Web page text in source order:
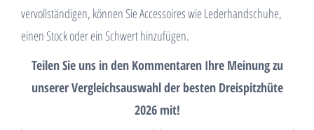
vervollständigen, können Sie Accessoires wie Lederhandschuhe,
einen Stock oder ein Schwert hinzufügen.
Teilen Sie uns in den Kommentaren Ihre Meinung zu
unserer Vergleichsauswahl der besten Dreispitzhüte
2026 mit!